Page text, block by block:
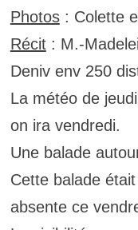
Photos: Colette
Récit: M.-
Deniv env 250
La météo de
on ira vendredi.
Une balade
Cette balade
absente ce